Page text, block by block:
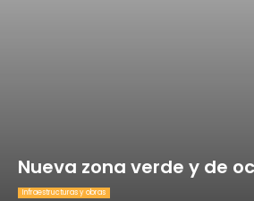
Nueva zona verde y de
Infraestructuras y obras